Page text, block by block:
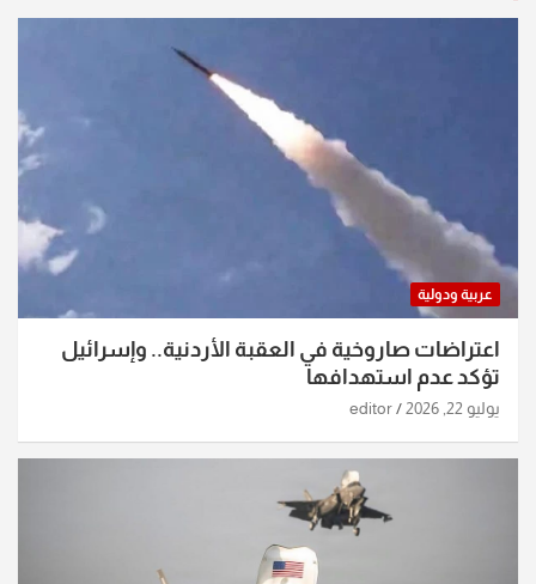
عربية ودولية
اعتراضات صاروخية في العقبة الأردنية.. وإسرائيل
تؤكد عدم استهدافها
يوليو 22, 2026 editor